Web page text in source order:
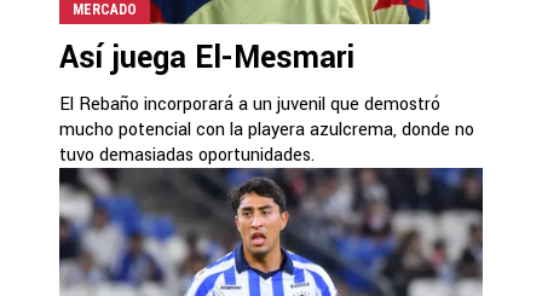
MERCADO
Así juega El-Mesmari
El Rebaño incorporará a un juvenil que demostró
mucho potencial con la playera azulcrema, donde no
tuvo demasiadas oportunidades.